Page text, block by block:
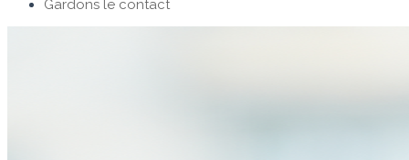
Gardons le contact